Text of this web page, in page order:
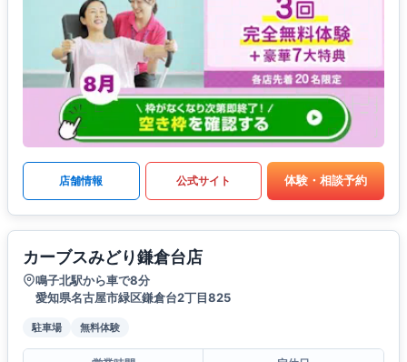
店舗情報 公式サイト 体験・相談予約
カーブスみどり鎌倉台店
鳴子北駅から車で8分
愛知県名古屋市緑区鎌倉台2丁目825
駐車場 無料体験